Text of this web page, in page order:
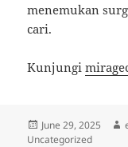
menemukan
cari.
Kunjungi
Posted
on
June 29, 2025
Uncategorized